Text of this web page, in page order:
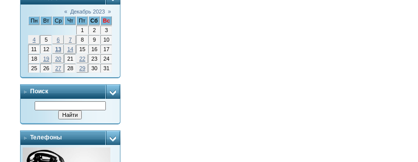
« Декабрь 2023 »
Пн
Вт Ср Чт Пт Сб
Вс
1
2
3
4
5 6 7 8 9
10
11
12 13 14 15 16
17
18
19 20 21 22 23
24
25
26 27 28 29 30 31
Поиск
Телефоны